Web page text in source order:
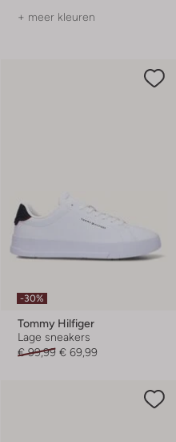
+ meer kleuren
-30%
Tommy Hilfiger
Lage sneakers
€ 99,99 € 69,99